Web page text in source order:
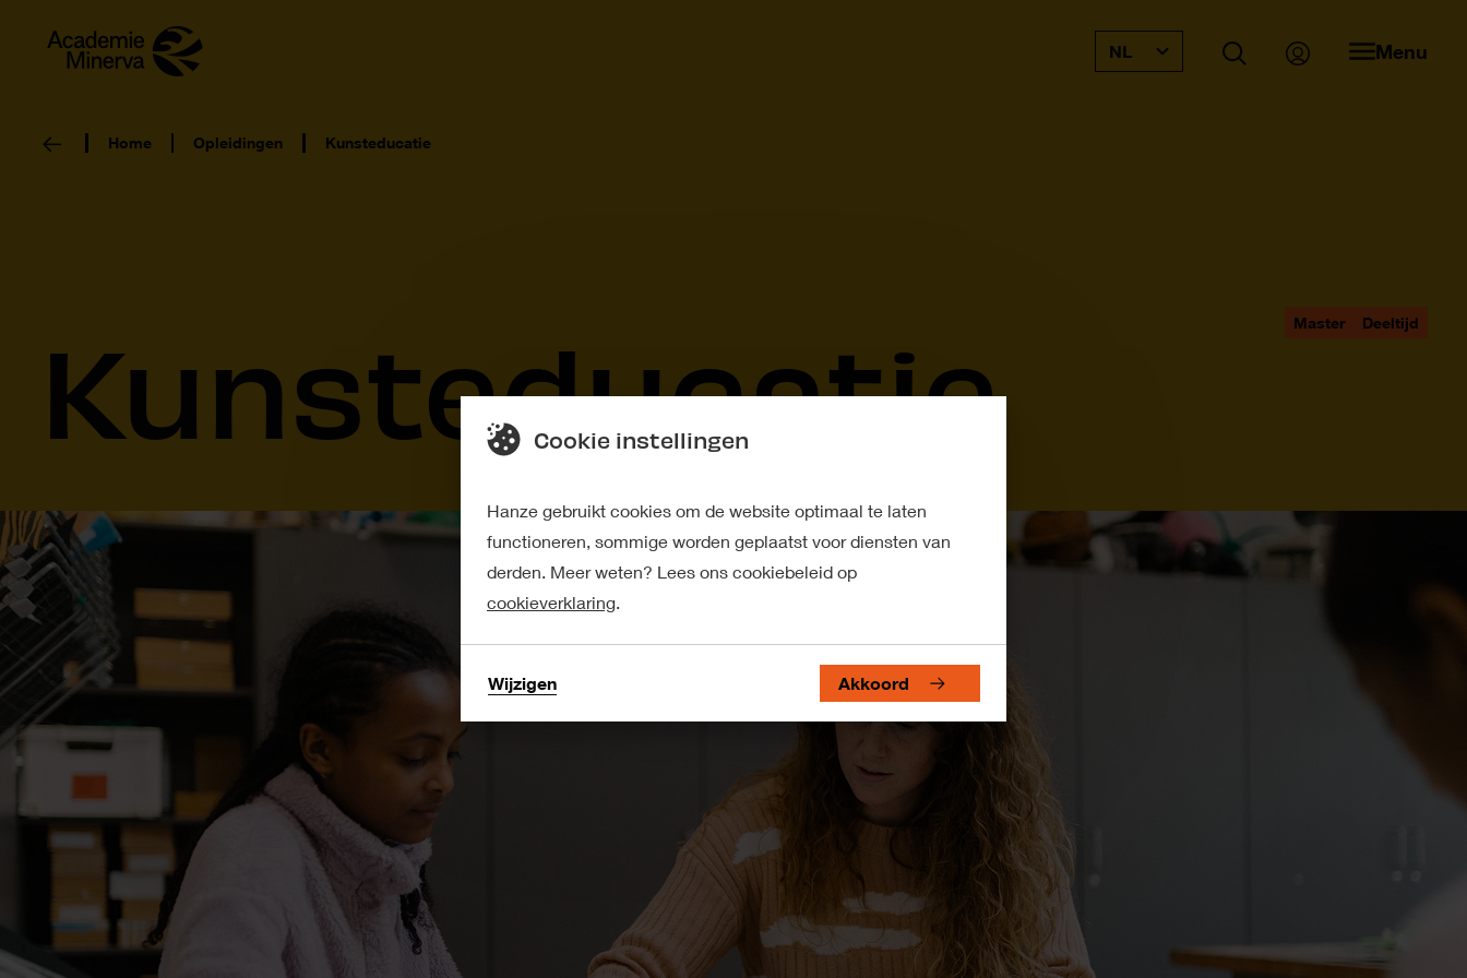
NL Menu
Home Opleidingen Kunsteducatie
Kunsteducatie Master Deeltijd
Cookie instellingen
Hanze gebruikt cookies om de website optimaal te laten
functioneren, sommige worden geplaatst voor diensten van
derden. Meer weten? Lees ons cookiebeleid op
cookieverklaring.
Wijzigen Akkoord